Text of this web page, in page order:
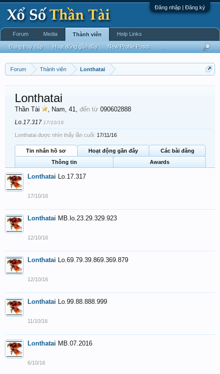
Đăng nhập | Đăng ký
Forum Thành viên Lonthatai
Lonthatai
Thần Tài , Nam, 41, đến từ 090602888
Lo.17.317 17/10/16
Lonthatai được nhìn thấy lần cuối: 17/11/16
Tin nhắn hồ sơ Hoạt động gần đây
Các bài đăng
Thông tin
Awards
Lonthatai Lo.17.317
17/10/16
Lonthatai MB.lo.23.29.329.923
12/10/16
Lonthatai Lo.69.79.39.869.369.879
12/10/16
Lonthatai Lo.99.88.888.999
11/10/16
Lonthatai MB.07.2016
6/10/16
Forum Media Thành viên
Đang truy cập Hoạt động gần đây New Profile Posts
Help Links